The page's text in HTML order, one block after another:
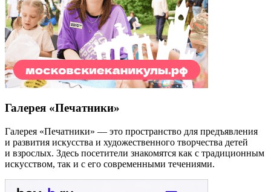
Галерея «Печатники»
Галерея «Печатники» — это пространство для предъявления
и развития искусства и художественного творчества детей
и взрослых. Здесь посетители знакомятся как с традиционным
искусством, так и с его современными течениями.